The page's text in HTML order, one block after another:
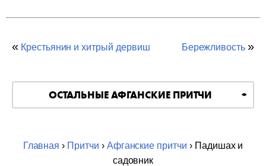
« Крестьянин и хитрый дервиш Бережливость »
ОСТАЛЬНЫЕ АФГАНСКИЕ ПРИТЧИ
Главная › Притчи › Афганские притчи › Падишах и
садовник